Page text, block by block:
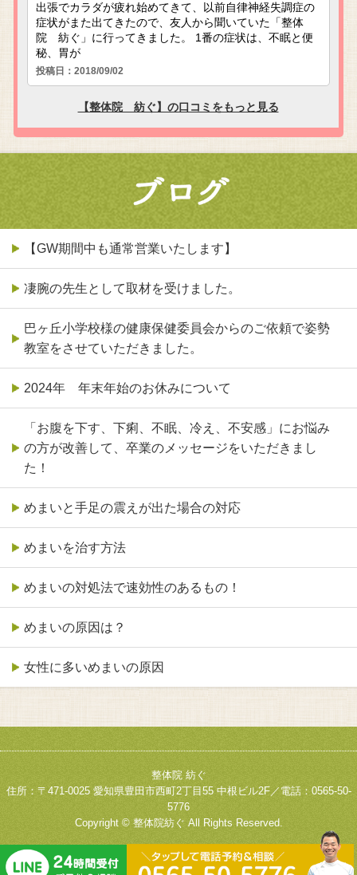
【GW期間中も通常営業いたします】
凄腕の先生として取材を受けました。
巴ヶ丘小学校様の健康保健委員会からのご依頼で姿勢
教室をさせていただきました。
2024年 年末年始のお休みについて
「お腹を下す、下痢、不眠、冷え、不安感」にお悩み
の方が改善して、卒業のメッセージをいただきまし
た！
めまいと手足の震えが出た場合の対応
めまいを治す方法
めまいの対処法で速効性のあるもの！
めまいの原因は？
女性に多いめまいの原因
整体院 紡ぐ
住所：〒471-0025 愛知県豊田市西町2丁目55 中根ビル2F／電話：0565-50-
5776
Copyright © 整体院紡ぐ All Rights Reserved.